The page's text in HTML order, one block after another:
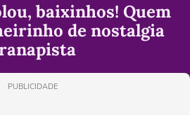
baixinhos! Quem
de nostalgia
PUBLICIDADE